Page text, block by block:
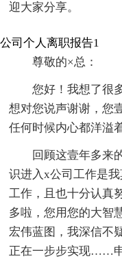
迎大家分享。
公司个人离职报告1
尊敬的×总：
您好！我想了很
想对您说声谢谢，您
任何时候内心都洋溢
回顾这壹年多来
识进入x公司工作是
工作，且也十分认真
多啦，您用您的大智
宏伟蓝图，我深信不
正在一步步实现……